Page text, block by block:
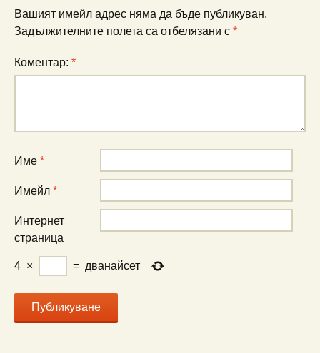
Вашият имейл адрес няма да бъде публикуван.
Задължителните полета са отбелязани с *
Коментар: *
Име *
Имейл *
Интернет
страница
4 × = дванайсет